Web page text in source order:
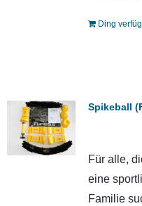
Ding
Spikeball
Für alle,
eine
Familie